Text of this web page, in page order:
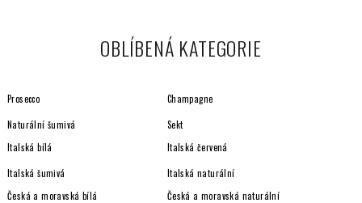
OBLÍBENÁ KATEGORIE
Prosecco Champagne
Naturální šumivá
Sekt
Italská bílá
Italská červená
Italská šumivá
Italská naturální
Česká a moravská bílá
Česká a moravská naturální